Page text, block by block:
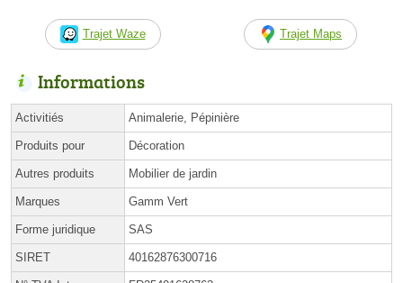
Trajet Waze Trajet Maps
Informations
Activitiés Animalerie, Pépinière
Produits pour Décoration
Autres produits Mobilier de jardin
Marques Gamm Vert
Forme juridique SAS
SIRET 40162876300716